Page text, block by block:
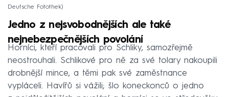
Deutsche Fotothek
Jedno z nejsvobodnějších ale také
nejnebezpečnějších povolání
Horníci, kteří pracovali pro Schliky, samozřejmě
neostrouhali. Schlikové pro ně za své tolary nakoupili
drobnější mince, a těmi pak své zaměstnance
vypláceli. Havířů si vážili; šlo koneckonců o jedno